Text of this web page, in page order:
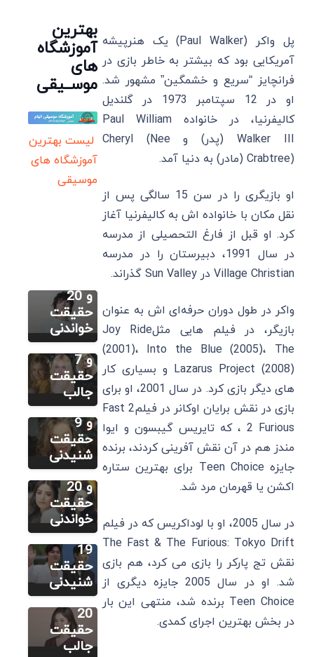
پل واکر (Paul Walker) یک هنرپیشه
آمریکایی بود که بیشتر به خاطر بازی در
فرانچایز “سریع و خشمگین” مشهور شد.
او در 12 سپتامبر 1973 در گلندیل
کالیفرنیا، در خانواده Paul William
Walker III (پدر) و Cheryl (Nee
Crabtree) (مادر) به دنیا آمد.
او بازیگری را در سن 15 سالگی پس از
نقل مکان با خانواده ‌اش به کالیفرنیا آغاز
کرد. او قبل از فارغ ‌التحصیلی از مدرسه
در سال 1991، دبیرستان را در مدرسه
Village Christian در Sun Valley گذراند.
واکر در طول دوران حرفه‌ای ‌اش به عنوان
بازیگر، در فیلم‌ هایی مثلJoy Ride
(2001)، Into the Blue (2005)، The
Lazarus Project (2008) و بسیاری کار
های دیگر بازی کرد. در سال 2001، او برای
بازی در نقش برایان اوکانر در فیلم2 Fast
2 Furious ، که تایریس گیبسون و ایوا
مندز هم در آن نقش ‌آفرینی کردند، برنده
جایزه Teen Choice برای بهترین ستاره
اکشن یا قهرمان مرد شد.
در سال 2005، او با لوداکریس که در فیلم
The Fast & The Furious: Tokyo Drift
نقش تج پارکر را بازی می ‌کرد، هم بازی
شد. او در سال 2005 جایزه دیگری از
Teen Choice برنده شد، منتهی این بار
در بخش بهترین اجرای کمدی.
بهترین
آموزشگاه
های
موســیقی
لیست بهترین
آموزشگاه های
موسیقی
و 20
حقیقت
خواندنی
زندگینامه،
بهترین
فیلم و
سریال ها
و 7
حقیقت
جالب
سایر
بورجو
بیریجیک:
زندگینامه،
بهترین
فیلم و
سریال ها
و 9
حقیقت
شنیدنی
سایر
اوزگه
گورل:
زندگینامه،
بهترین
آهنگ ها
و 20
حقیقت
خواندنی
سایر
لی مینهو:
زندگینامه،
بهترین
فیلم ها و
19
حقیقت
شنیدنی
سایر
سونگ هه
کیو:
زندگینامه،
بهترین
فیلم ها و
20
حقیقت
جالب